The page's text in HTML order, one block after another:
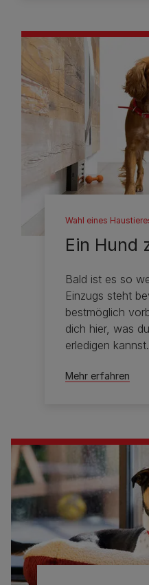
Wahl eines
Ein Hund
Bald ist es so
Einzugs steht
bestmöglich
dich hier, was
erledigen kannst.
Mehr erfahren